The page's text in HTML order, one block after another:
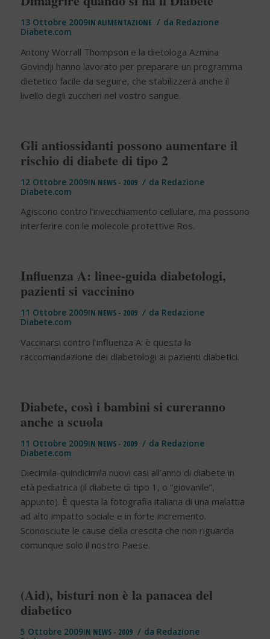
13 Ottobre 2009IN ALIMENTAZIONE / da Redazione
Diabete.com
Antony Worrall Thompson e la dietologa Azmina
Govindji hanno lavorato per preparare un programma
dietetico facile da seguire, che stabilizzerà anche il
livello degli zuccheri nel vostro sangue.
Gli antiossidanti possono aumentare il
rischio di diabete di tipo 2
12 Ottobre 2009IN NEWS - 2009 / da Redazione
Diabete.com
Agiscono contro l’invecchiamento cellulare, ma possono
interferire con le molecole protettive Ros.
Influenza A: linee-guida diabetologi,
pazienti si vaccinino
11 Ottobre 2009IN NEWS - 2009 / da Redazione
Diabete.com
Vaccinarsi contro l’influenza A: è questa la
raccomandazione dei diabetologi ai pazienti diabetici.
Diabete, così i bambini si cureranno
anche a scuola
11 Ottobre 2009IN NEWS - 2009 / da Redazione
Diabete.com
Diecimila-quindicimila nuovi casi all’anno di diabete in
età pediatrica (il diabete di tipo 1, o “giovanile”,
appunto). È questa la fotografia italiana di una malattia
ad alto impatto sociale e in forte incremento.
Sconosciute le cause della crescita che non riguarda
comunque solo il nostro Paese.
(Aid), bisturi non è la panacea del
diabetico
5 Ottobre 2009IN NEWS - 2009 / da Redazione